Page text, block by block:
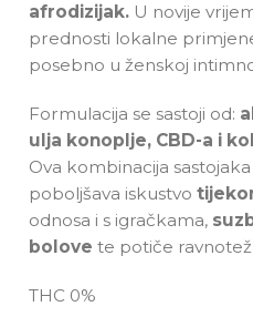
afrodizijak.U novije
prednosti lokalne
posebno u ženskoj
Formulacija se sastoji od:
ulja konoplje, CBD-a i
Ova kombinacija sastojaka
poboljšava iskustvo
odnosa i s igračkama,
bolove te potiče
THC 0%